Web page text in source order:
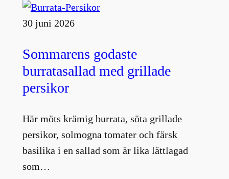
30 juni 2026
Sommarens godaste
burratasallad med grillade
persikor
Här möts krämig burrata, söta grillade
persikor, solmogna tomater och färsk
basilika i en sallad som är lika lättlagad
som…